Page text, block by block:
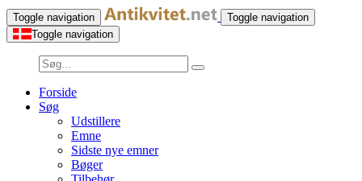
Toggle navigation
Toggle navigation
Toggle navigation
Forside
Søg
Udstillere
Emne
Sidste nye emner
Bøger